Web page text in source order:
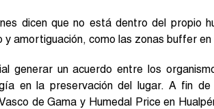
dicen que no está dentro del propio
y amortiguación, como las zonas buffer en
generar un acuerdo entre los
en la preservación del lugar. A fin
de Gama y Humedal Price en